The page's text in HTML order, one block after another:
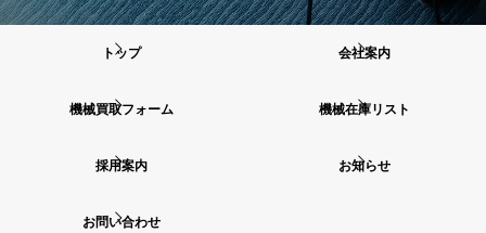
トップ 会社案内
機械買取フォーム 機械在庫リスト
採用案内 お知らせ
お問い合わせ